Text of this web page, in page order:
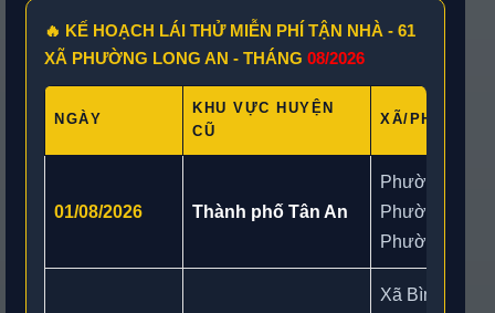
🔥 KẾ HOẠCH LÁI THỬ MIỄN PHÍ TẬN NHÀ - 61
XÃ PHƯỜNG LONG AN - THÁNG 08/2026
NGÀY
KHU VỰC HUYỆN
CŨ
XÃ/PHƯỜNG
01/08/2026 Thành phố Tân An
Phường Tân
Phường
Phường Kiến
Xã Bình Hiệp,